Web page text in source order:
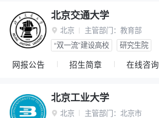
北京交通大学
 北京 主管部门： 教育部
“双一流”建设高校
研究生院
网报公告 招生简章 在线咨询
北京工业大学
 北京 主管部门： 北京市